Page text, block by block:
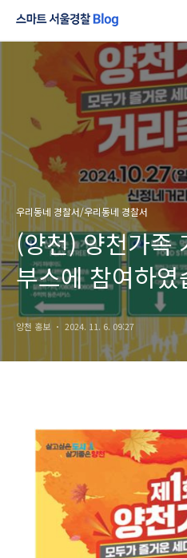
우리동네 경찰서/우리동네 경찰서
(양천) 양천가족
부스에 참여하
양천 홍보 2024. 11. 6. 09:27